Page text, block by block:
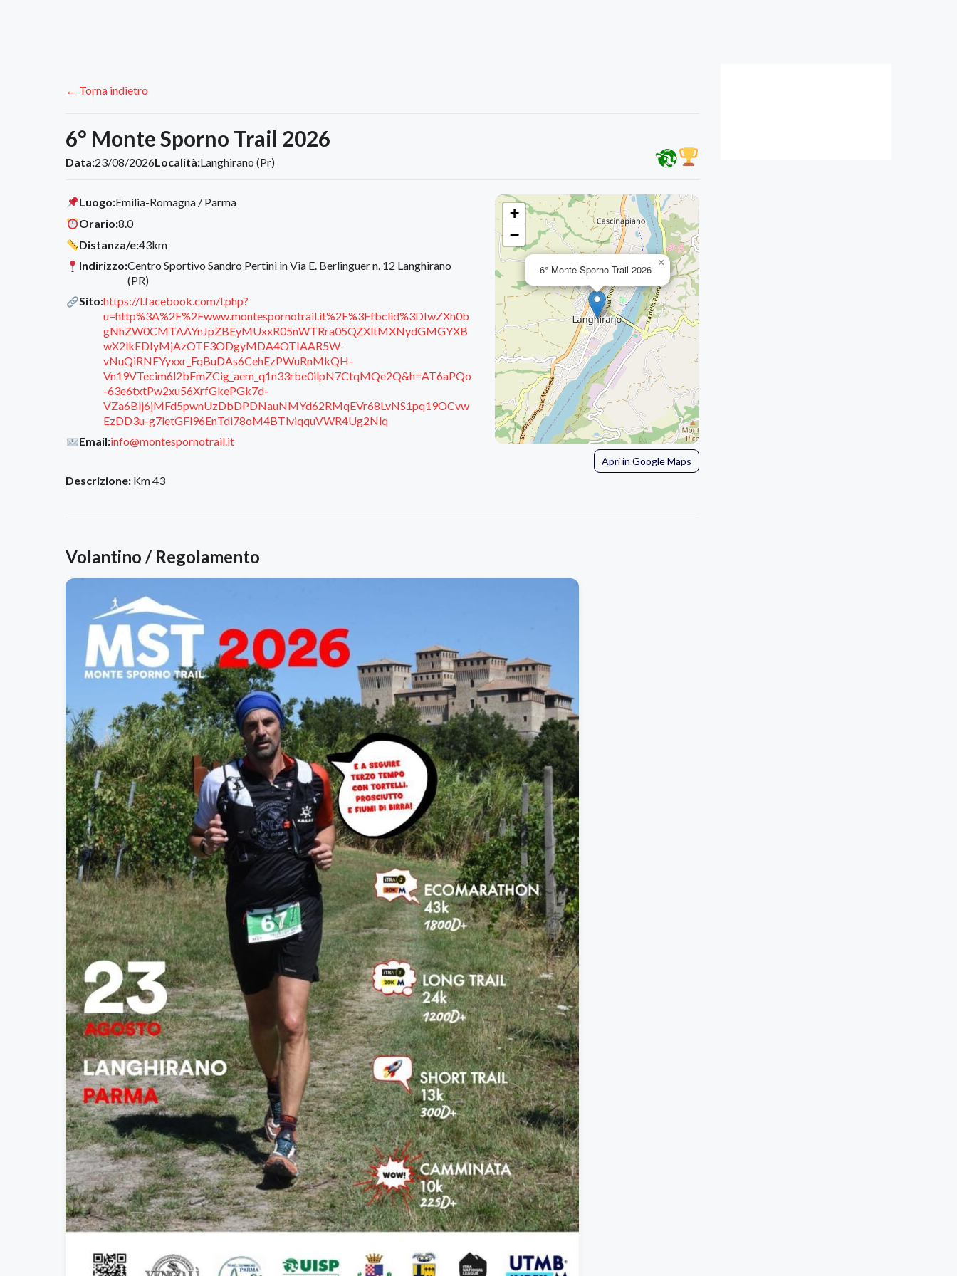
← Torna indietro
6° Monte Sporno Trail 2026
Data:23/08/2026Località:Langhirano (Pr)
Luogo:Emilia-Romagna / Parma
Orario:8.0
Distanza/e:43km
Indirizzo:Centro Sportivo Sandro Pertini in Via E. Berlinguer n. 12 Langhirano
(PR)
Sito:https://l.facebook.com/l.php?
u=http%3A%2F%2Fwww.montespornotrail.it%2F%3Ffbclid%3DIwZXh0b
gNhZW0CMTAAYnJpZBEyMUxxR05nWTRra05QZXltMXNydGMGYXB
wX2lkEDIyMjAzOTE3ODgyMDA4OTIAAR5W-
vNuQiRNFYyxxr_FqBuDAs6CehEzPWuRnMkQH-
Vn19VTecim6l2bFmZCig_aem_q1n33rbe0ilpN7CtqMQe2Q&h=AT6aPQo
-63e6txtPw2xu56XrfGkePGk7d-
VZa6Blj6jMFd5pwnUzDbDPDNauNMYd62RMqEVr68LvNS1pq19OCvw
EzDD3u-g7letGFl96EnTdi78oM4BTlviqquVWR4Ug2Nlq
Email:info@montespornotrail.it
Descrizione: Km 43
6° Monte Sporno Trail 2026
×
+
−
Apri in Google Maps
Volantino / Regolamento